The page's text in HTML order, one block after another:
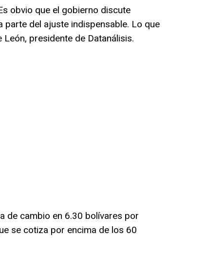
obvio que el gobierno discute
del ajuste indispensable. Lo que
presidente de Datanálisis.
de cambio en 6.30 bolívares por
se cotiza por encima de los 60